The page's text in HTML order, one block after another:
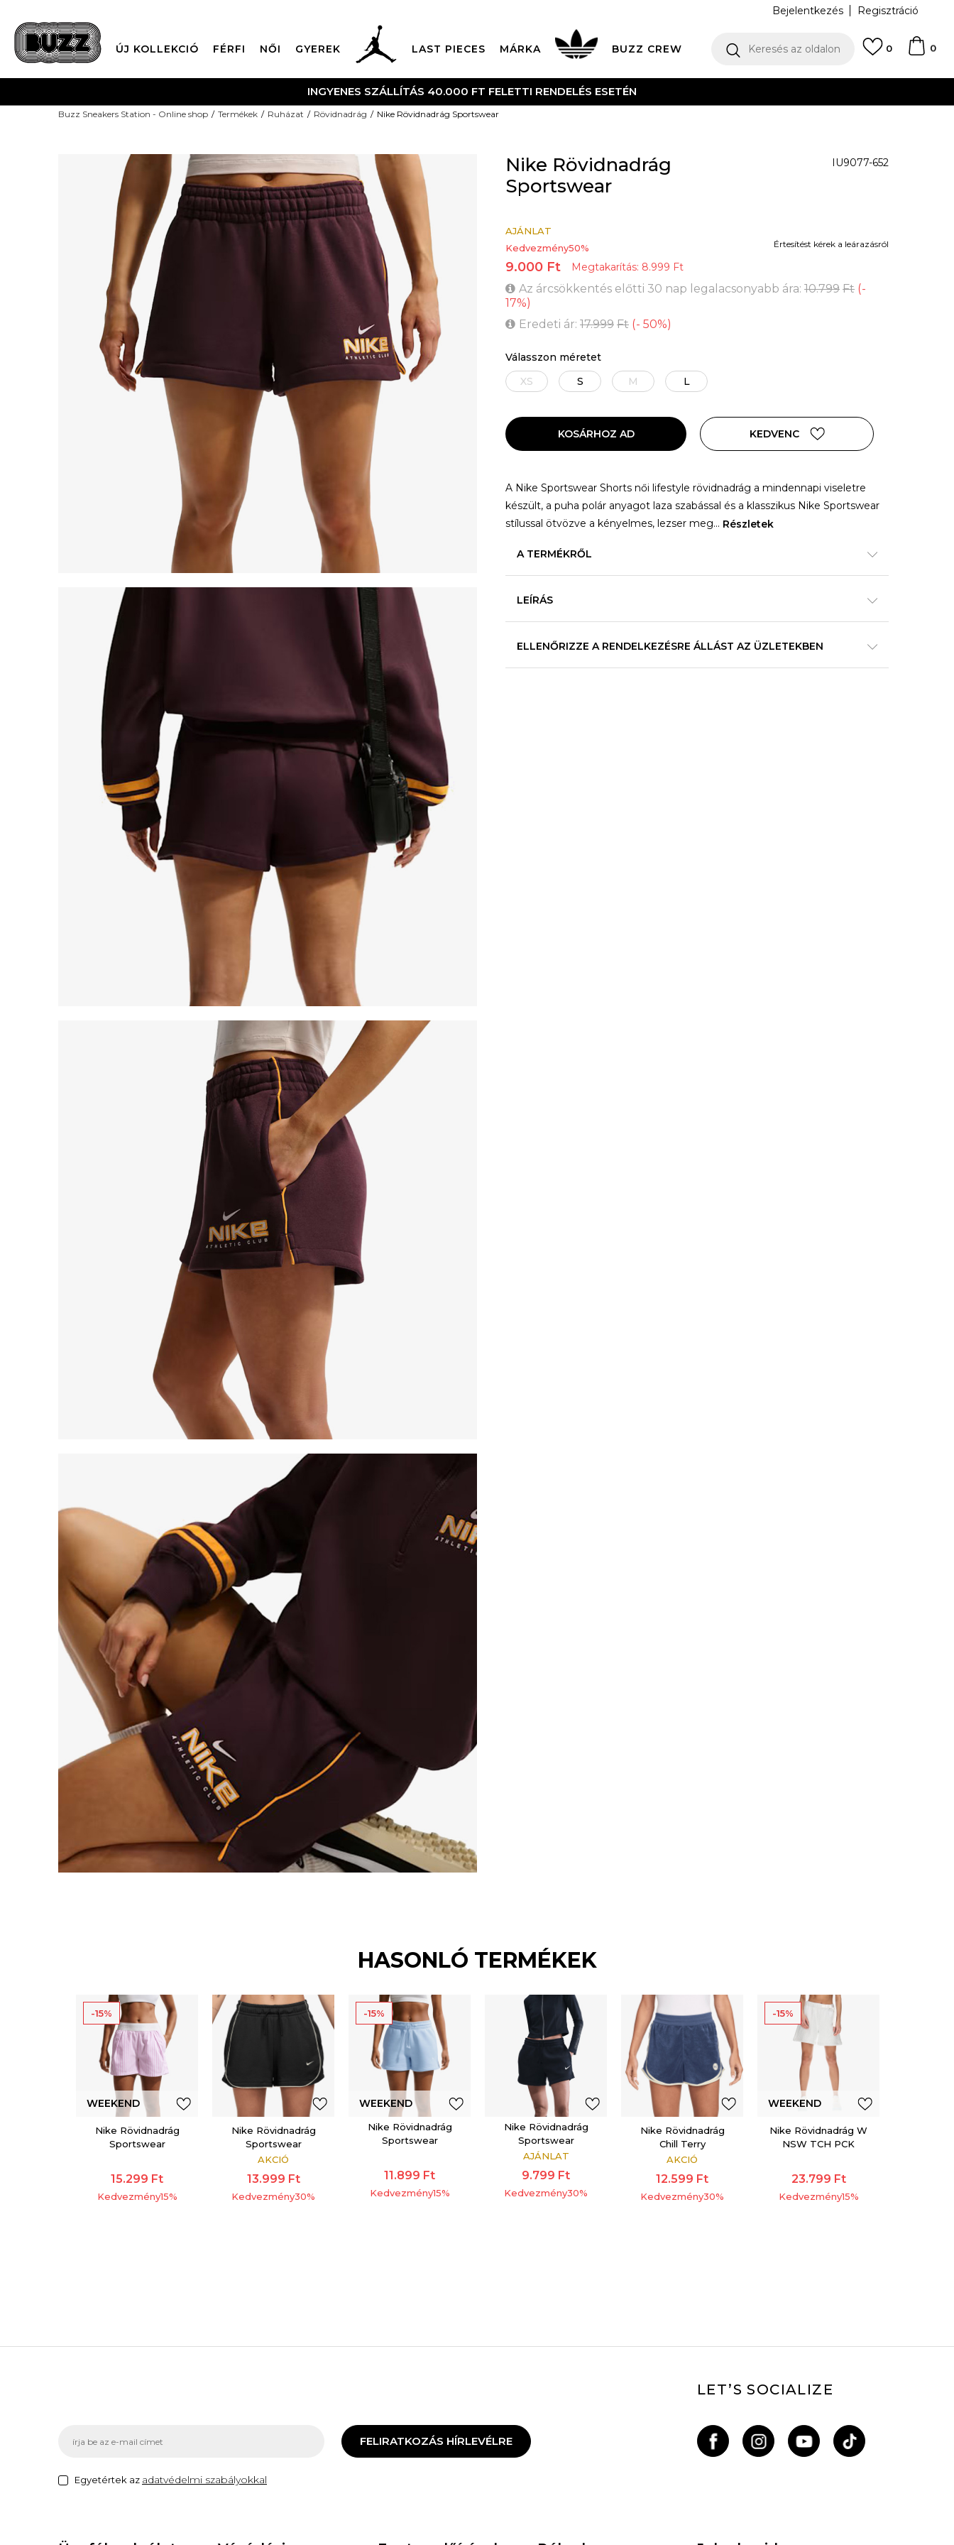
Bejelentkezés Regisztráció
ÚJ KOLLEKCIÓ FÉRFI NŐI GYEREK LAST PIECES MÁRKA BUZZ CREW Keresés az oldalon 0
0
INGYENES SZÁLLÍTÁS 40.000 FT FELETTI RENDELÉS ESETÉN
Buzz Sneakers Station - Online shop Termékek Ruházat Rövidnadrág Nike Rövidnadrág Sportswear
Nike Rövidnadrág
Sportswear
IU9077-652
AJÁNLAT
Kedvezmény50%
9.000 Ft Megtakarítás: 8.999 Ft
Az árcsökkentés előtti 30 nap legalacsonyabb ára: 10.799 Ft (-
17%)
Eredeti ár: 17.999 Ft (- 50%)
Értesítést kérek a leárazásról
Válasszon méretet
XS
S M L
KOSÁRHOZ AD KEDVENC
A Nike Sportswear Shorts női lifestyle rövidnadrág a mindennapi viseletre
készült, a puha polár anyagot laza szabással és a klasszikus Nike Sportswear
stílussal ötvözve a kényelmes, lezser meg... Részletek
A TERMÉKRŐL
LEÍRÁS
ELLENŐRIZZE A RENDELKEZÉSRE ÁLLÁST AZ ÜZLETEKBEN
HASONLÓ TERMÉKEK
-15%
WEEKEND
OFFER
Nike Rövidnadrág
Sportswear
15.299 Ft
Kedvezmény15%
Nike Rövidnadrág
Sportswear
AKCIÓ
13.999 Ft
Kedvezmény30%
-15%
WEEKEND
OFFER
Nike Rövidnadrág
Sportswear
11.899 Ft
Kedvezmény15%
Nike Rövidnadrág
Sportswear
AJÁNLAT
9.799 Ft
Kedvezmény30%
Nike Rövidnadrág
Chill Terry
AKCIÓ
12.599 Ft
Kedvezmény30%
-15%
WEEKEND
OFFER
Nike Rövidnadrág W
NSW TCH PCK
23.799 Ft
Kedvezmény15%
FELIRATKOZÁS HÍRLEVÉLRE
Egyetértek az adatvédelmi szabályokkal
LET’S SOCIALIZE